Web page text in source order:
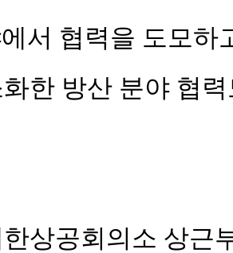
서 협력을 도모하
한 방산 분야 협
상공회의소 상근